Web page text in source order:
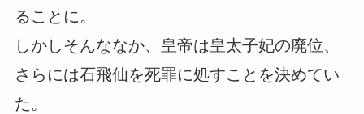
ることに。
しかしそんななか、皇帝は皇太子妃の廃位、
さらには石飛仙を死罪に処すことを決めてい
た。